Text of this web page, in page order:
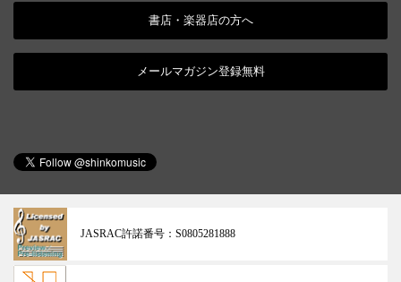
書店・楽器店の方へ
メールマガジン登録無料
JASRAC許諾番号： S0805281888